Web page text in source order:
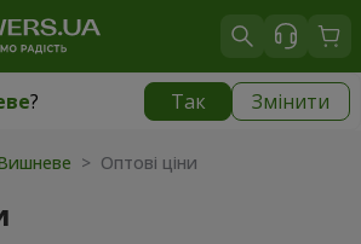
? Так Змінити
|
> Оптові ціни